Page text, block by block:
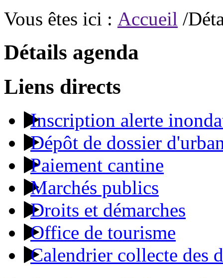
Vous êtes ici : Accueil /
Détails agenda
Liens directs
Inscription alerte
Dépôt de dossier
Paiement cantine
Marchés publics
Droits et démarches
Office de tourisme
Calendrier collecte des